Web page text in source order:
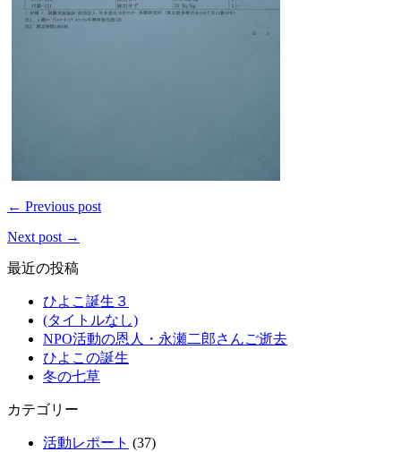
← Previous post
Next post →
最近の投稿
ひよこ誕生３
(タイトルなし)
NPO活動の恩人・永瀬二郎さんご逝去
ひよこの誕生
冬の七草
カテゴリー
活動レポート (37)